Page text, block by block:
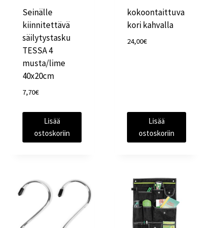
Seinälle
kiinnitettävä
säilytystasku
TESSA 4
musta/lime
40x20cm
7,70€
Lisää
ostoskoriin
kokoontaittuva
kori kahvalla
24,00€
Lisää
ostoskoriin